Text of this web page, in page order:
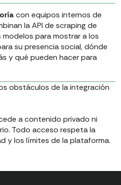
con equipos internos de
la API de scraping de
para mostrar a los
su presencia social, dónde
y qué pueden hacer para
obstáculos de la integración
a contenido privado ni
Todo acceso respeta la
y los límites de la plataforma.